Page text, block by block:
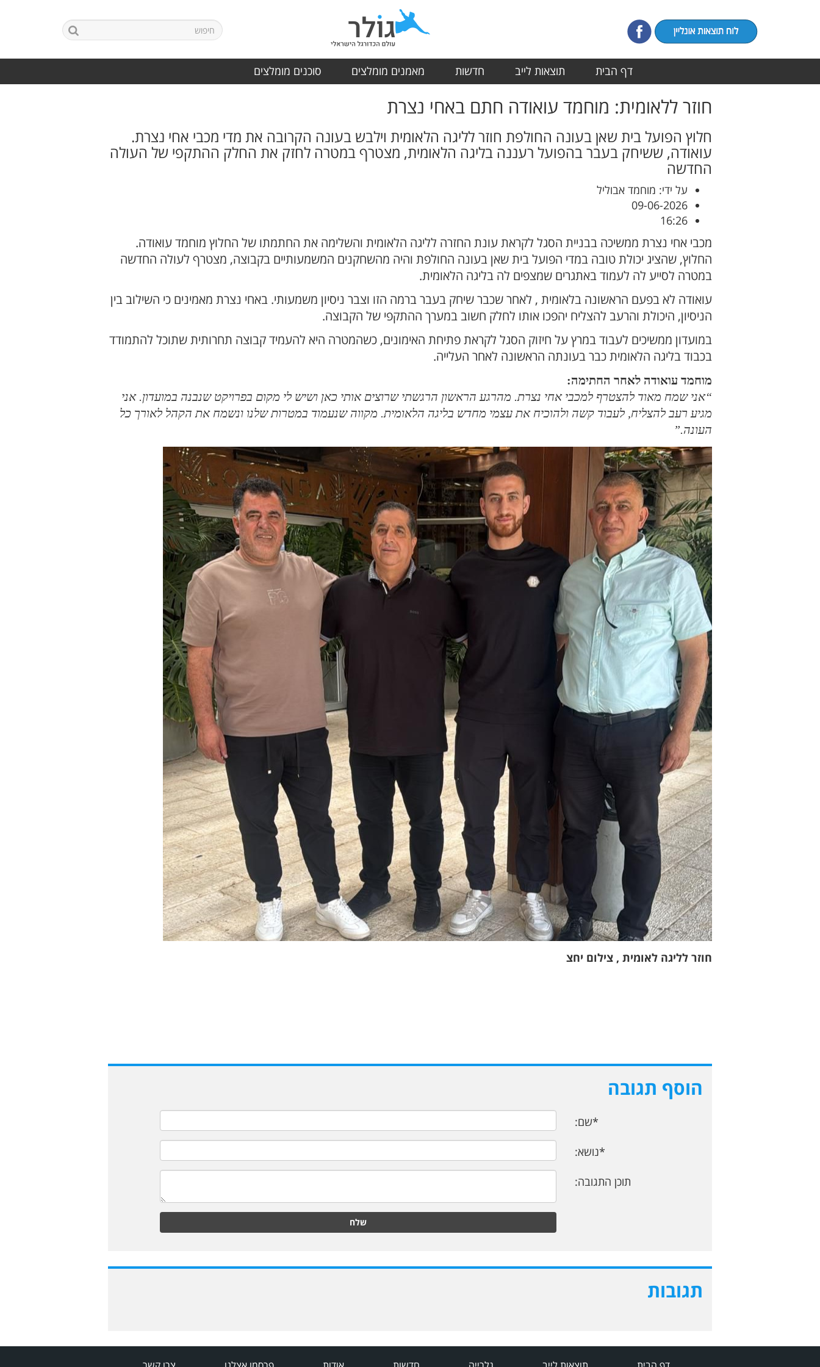
דף הבית תוצאות לייב חדשות מאמנים מומלצים סוכנים מומלצים
חוזר ללאומית: מוחמד עואודה חתם באחי נצרת
חלוץ הפועל בית שאן בעונה החולפת חוזר לליגה הלאומית וילבש בעונה הקרובה את מדי מכבי אחי נצרת.
עואודה, ששיחק בעבר בהפועל רעננה בליגה הלאומית, מצטרף במטרה לחזק את החלק ההתקפי של העולה
החדשה
על ידי: מוחמד אבוליל
09-06-2026
16:26
מכבי אחי נצרת ממשיכה בבניית הסגל לקראת עונת החזרה לליגה הלאומית והשלימה את החתמתו של החלוץ מוחמד עואודה.
החלוץ, שהציג יכולת טובה במדי הפועל בית שאן בעונה החולפת והיה מהשחקנים המשמעותיים בקבוצה, מצטרף לעולה החדשה
במטרה לסייע לה לעמוד באתגרים שמצפים לה בליגה הלאומית.
עואודה לא בפעם הראשונה בלאומית , לאחר שכבר שיחק בעבר ברמה הזו וצבר ניסיון משמעותי. באחי נצרת מאמינים כי השילוב בין
הניסיון, היכולת והרעב להצליח יהפכו אותו לחלק חשוב במערך ההתקפי של הקבוצה.
במועדון ממשיכים לעבוד במרץ על חיזוק הסגל לקראת פתיחת האימונים, כשהמטרה היא להעמיד קבוצה תחרותית שתוכל להתמודד
בכבוד בליגה הלאומית כבר בעונתה הראשונה לאחר העלייה.
מוחמד עואודה לאחר החתימה:
“אני שמח מאוד להצטרף למכבי אחי נצרת. מהרגע הראשון הרגשתי שרוצים אותי כאן ושיש לי מקום בפרויקט שנבנה במועדון. אני
מגיע רעב להצליח, לעבוד קשה ולהוכיח את עצמי מחדש בליגה הלאומית. מקווה שנעמוד במטרות שלנו ונשמח את הקהל לאורך כל
העונה.”
חוזר לליגה לאומית , צילום יחצ
הוסף תגובה
*שם:
*נושא:
תוכן התגובה:
שלח
תגובות